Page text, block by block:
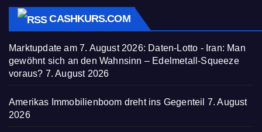
CASHKURS.COM
Marktupdate am 7. August 2026: Daten-Lotto - Iran: Man
gewöhnt sich an den Wahnsinn – Edelmetall-Squeeze
voraus? 7. August 2026
Amerikas Immobilienboom dreht ins Gegenteil 7. August
2026